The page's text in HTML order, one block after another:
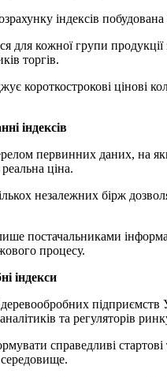
індексів
для кожної групи
торгів.
короткострокові цінові
індексів
первинних даних, на
ціна.
незалежних бірж
постачальниками
процесу.
індекси
деревообробних
та регуляторів
справедливі стартові